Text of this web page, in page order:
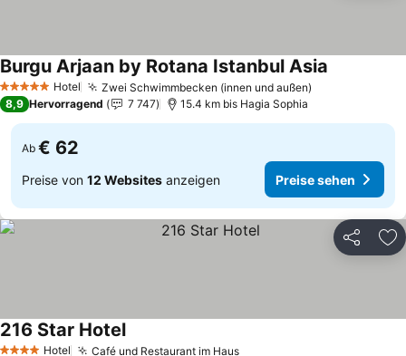
5 Sterne Hotel Zwei Schwimmbecken (innen und außen)
Burgu Arjaan by Rotana Istanbul Asia
8,9 Hervorragend 7 747 15.4 km bis Hagia Sophia
Ab € 62
Preise von 12 Websites anzeigen Preise sehen
Teilen
Hotel Café und Restaurant im Haus
216 Star HotelPreise sehen